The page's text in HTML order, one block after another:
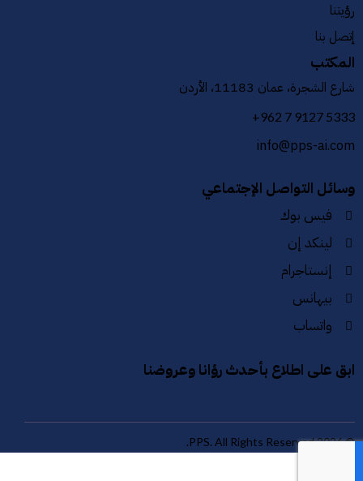
رؤيتنا
إتصل بنا
المكتب
شارع الشجرة، عمان 11183، الأردن
+962 7 9127 5333
info@pps-ai.com
وسائل التواصل الإجتماعي
فيس بوك
لينكد إن
إنستاجرام
بيهانس
واتساب
ابق على اطلاع بأحدث رؤانا وعروضنا
© 2026 PPS. All Rights Reserved.